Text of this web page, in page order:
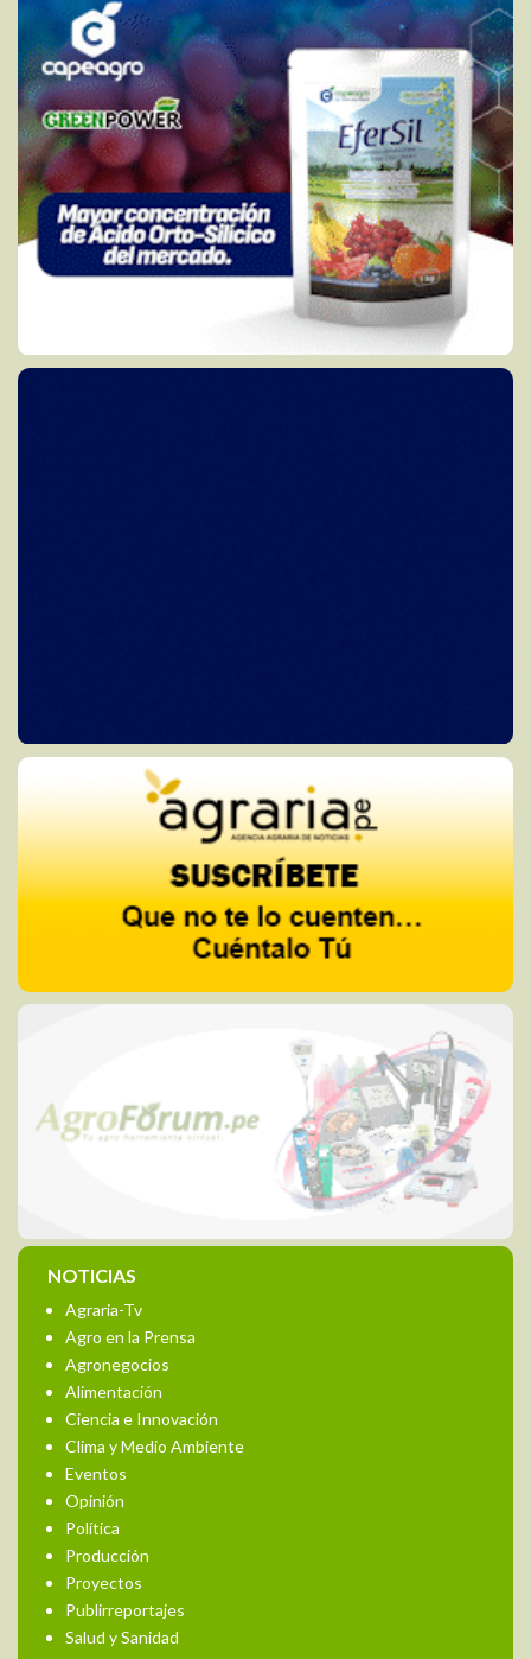
NOTICIAS
Agraria-Tv
Agro en la Prensa
Agronegocios
Alimentación
Ciencia e Innovación
Clima y Medio Ambiente
Eventos
Opinión
Política
Producción
Proyectos
Publirreportajes
Salud y Sanidad